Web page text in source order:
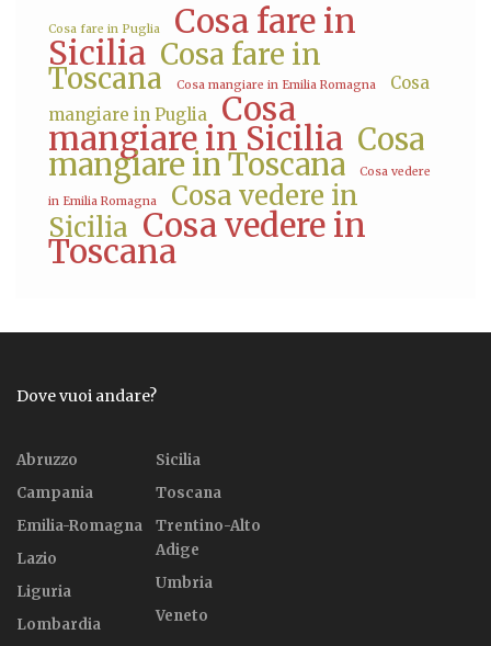
Cosa fare in Puglia Cosa fare in
Sicilia Cosa fare in
Toscana Cosa mangiare in Emilia Romagna
Cosa
mangiare in Puglia
Cosa
mangiare in Sicilia Cosa
mangiare in Toscana Cosa vedere
in Emilia Romagna
Cosa vedere in
Sicilia Cosa vedere in
Toscana
Dove vuoi andare?
Abruzzo
Campania
Emilia-Romagna
Lazio
Liguria
Lombardia
Sicilia
Toscana
Trentino-Alto
Adige
Umbria
Veneto